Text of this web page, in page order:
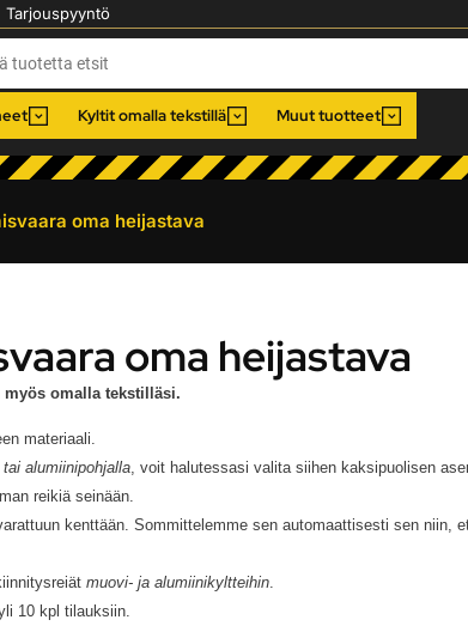
Tarjouspyyntö
Kyltit omalla tekstillä Muut tuotteet
oma heijastava
oma heijastava
myös omalla tekstilläsi.
materiaali.
alumiinipohjalla, voit halutessasi valita siihen kaksipuolisen
reikiä seinään.
kenttään. Sommittelemme sen automaattisesti sen niin,
muovi- ja alumiinikyltteihin.
10 kpl tilauksiin.